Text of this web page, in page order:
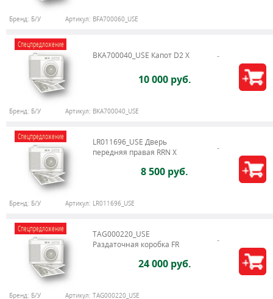
Бренд: Б/У Артикул: BFA700060_USE
Спецпредложение
BKA700040_USE Капот D2 X
10 000 руб.
Бренд: Б/У Артикул: BKA700040_USE
Спецпредложение
LR011696_USE Дверь
передняя правая RRN X
8 500 руб.
Бренд: Б/У Артикул: LR011696_USE
Спецпредложение
TAG000220_USE
Раздаточная коробка FR
24 000 руб.
Бренд: Б/У Артикул: TAG000220_USE